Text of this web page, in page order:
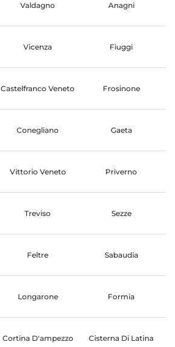
Valdagno Anagni
Vicenza Fiuggi
Castelfranco Veneto Frosinone
Conegliano Gaeta
Vittorio Veneto Priverno
Treviso Sezze
Feltre Sabaudia
Longarone Formia
Cortina D'ampezzo Cisterna Di Latina